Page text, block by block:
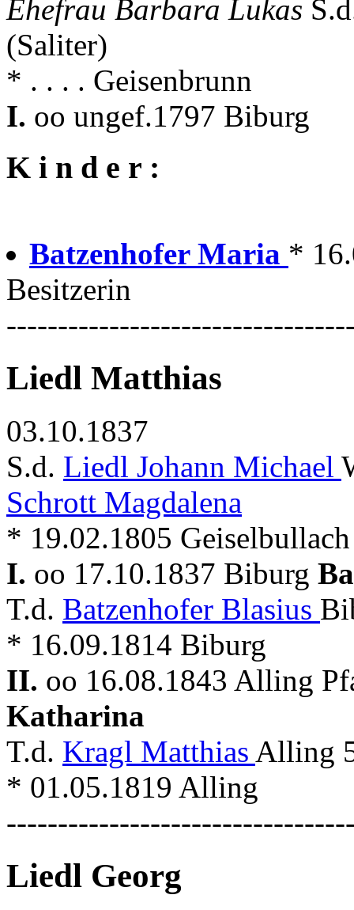
Ehefrau Barbara Lukas
(Saliter)
* . . . . Geisenbrunn
I. oo ungef.1797 Biburg
K i n d e r :
Batzenhofer Maria *
Besitzerin
Liedl Matthias
03.10.1837
S.d. Liedl Johann Michael
Schrott Magdalena
* 19.02.1805
I. oo 17.10.1837 Biburg
T.d. Batzenhofer Blasius
* 16.09.1814 Biburg
II. oo 16.08.1843 Alling
Katharina
T.d. Kragl Matthias Alling
* 01.05.1819 Alling
Liedl Georg